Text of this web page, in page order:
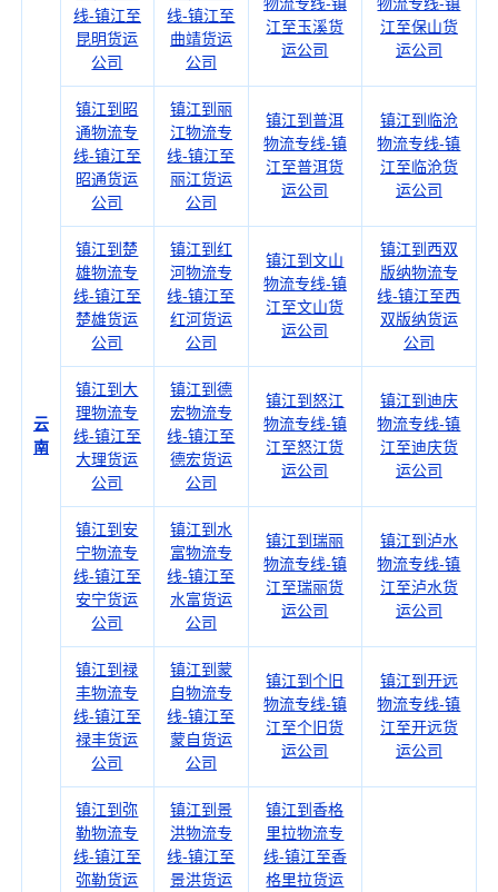
云
南
线-镇江至
昆明货运
公司
线-镇江至
曲靖货运
公司
江至玉溪货
运公司
江至保山货
运公司
镇江到昭
通物流专
线-镇江至
昭通货运
公司
镇江到丽
江物流专
线-镇江至
丽江货运
公司
镇江到普洱
物流专线-镇
江至普洱货
运公司
镇江到临沧
物流专线-镇
江至临沧货
运公司
镇江到楚
雄物流专
线-镇江至
楚雄货运
公司
镇江到红
河物流专
线-镇江至
红河货运
公司
镇江到文山
物流专线-镇
江至文山货
运公司
镇江到西双
版纳物流专
线-镇江至西
双版纳货运
公司
镇江到大
理物流专
线-镇江至
大理货运
公司
镇江到德
宏物流专
线-镇江至
德宏货运
公司
镇江到怒江
物流专线-镇
江至怒江货
运公司
镇江到迪庆
物流专线-镇
江至迪庆货
运公司
镇江到安
宁物流专
线-镇江至
安宁货运
公司
镇江到水
富物流专
线-镇江至
水富货运
公司
镇江到瑞丽
物流专线-镇
江至瑞丽货
运公司
镇江到泸水
物流专线-镇
江至泸水货
运公司
镇江到禄
丰物流专
线-镇江至
禄丰货运
公司
镇江到蒙
自物流专
线-镇江至
蒙自货运
公司
镇江到个旧
物流专线-镇
江至个旧货
运公司
镇江到开远
物流专线-镇
江至开远货
运公司
镇江到弥
勒物流专
线-镇江至
弥勒货运
镇江到景
洪物流专
线-镇江至
景洪货运
镇江到香格
里拉物流专
线-镇江至香
格里拉货运